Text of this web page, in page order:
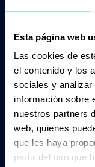
Esta página web
Las cookies de
el contenido y los
sociales y
información sobre
nuestros partners
web, quienes
que les haya
partir del uso que
Business